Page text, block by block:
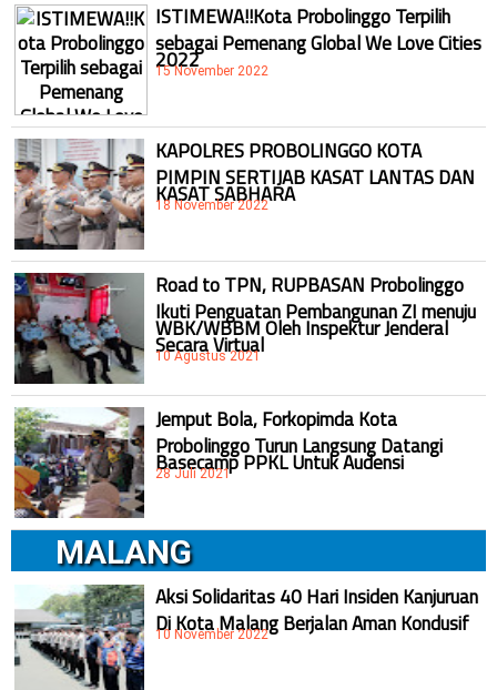
ISTIMEWA!!Kota Probolinggo Terpilih
sebagai Pemenang Global We Love Cities
2022
15 November 2022
KAPOLRES PROBOLINGGO KOTA
PIMPIN SERTIJAB KASAT LANTAS DAN
KASAT SABHARA
18 November 2022
Road to TPN, RUPBASAN Probolinggo
Ikuti Penguatan Pembangunan ZI menuju
WBK/WBBM Oleh Inspektur Jenderal
Secara Virtual
10 Agustus 2021
Jemput Bola, Forkopimda Kota
Probolinggo Turun Langsung Datangi
Basecamp PPKL Untuk Audensi
28 Juli 2021
MALANG
Aksi Solidaritas 40 Hari Insiden Kanjuruan
Di Kota Malang Berjalan Aman Kondusif
10 November 2022